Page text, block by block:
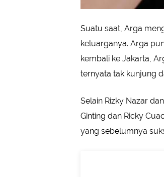
Suatu saat, Arga
keluarganya. Arga
kembali ke Jakarta,
ternyata tak kunjung
Selain Rizky Nazar
Ginting dan Ricky
yang sebelumnya